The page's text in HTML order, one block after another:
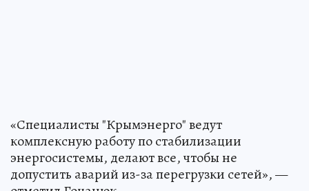
«Специалисты "Крымэнерго" ведут
комплексную работу по стабилизации
энергосистемы, делают все, чтобы не
допустить аварий из-за перегрузки сетей», —